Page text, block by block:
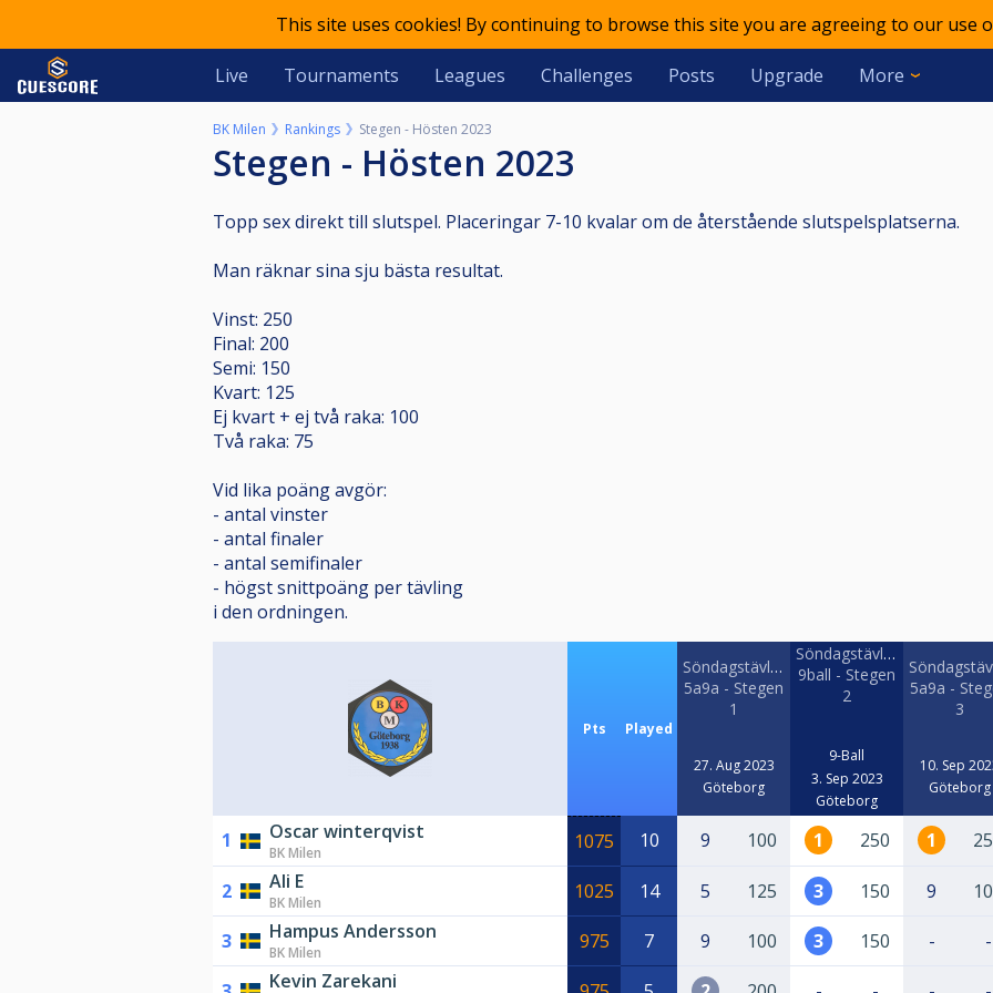
This site uses cookies! By continuing to browse this site you are agreeing to our use
Live Tournaments Leagues Challenges Posts Upgrade More
BK Milen Rankings Stegen - Hösten 2023
Stegen - Hösten 2023
Topp sex direkt till slutspel. Placeringar 7-10 kvalar om de återstående slutspelsplatserna.
Man räknar sina sju bästa resultat.
Vinst: 250
Final: 200
Semi: 150
Kvart: 125
Ej kvart + ej två raka: 100
Två raka: 75
Vid lika poäng avgör:
- antal vinster
- antal finaler
- antal semifinaler
- högst snittpoäng per tävling
i den ordningen.
Pts Played
Söndagstävling
5a9a - Stegen
1
27. Aug 2023
Göteborg
Söndagstävling
9ball - Stegen
2
9-Ball
3. Sep 2023
Göteborg
5a9a -
3
10. Sep
Göteborg
1 Oscar winterqvist
BK Milen 1075 10 9 100 1 250 1
2 Ali E
BK Milen 1025 14 5 125 3 150 9
3 Hampus Andersson
BK Milen 975 7 9 100 3 150 - -
Kevin Zarekani